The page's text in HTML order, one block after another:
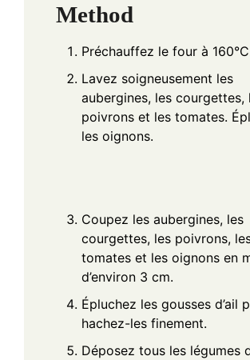
Method
Préchauffez le four à
Lavez soigneusement les
aubergines, les courgettes,
poivrons et les tomates.
les oignons.
Coupez les aubergines, les
courgettes, les poivrons,
tomates et les oignons en
d’environ 3 cm.
Épluchez les gousses d’ail
hachez-les finement.
Déposez tous les légumes